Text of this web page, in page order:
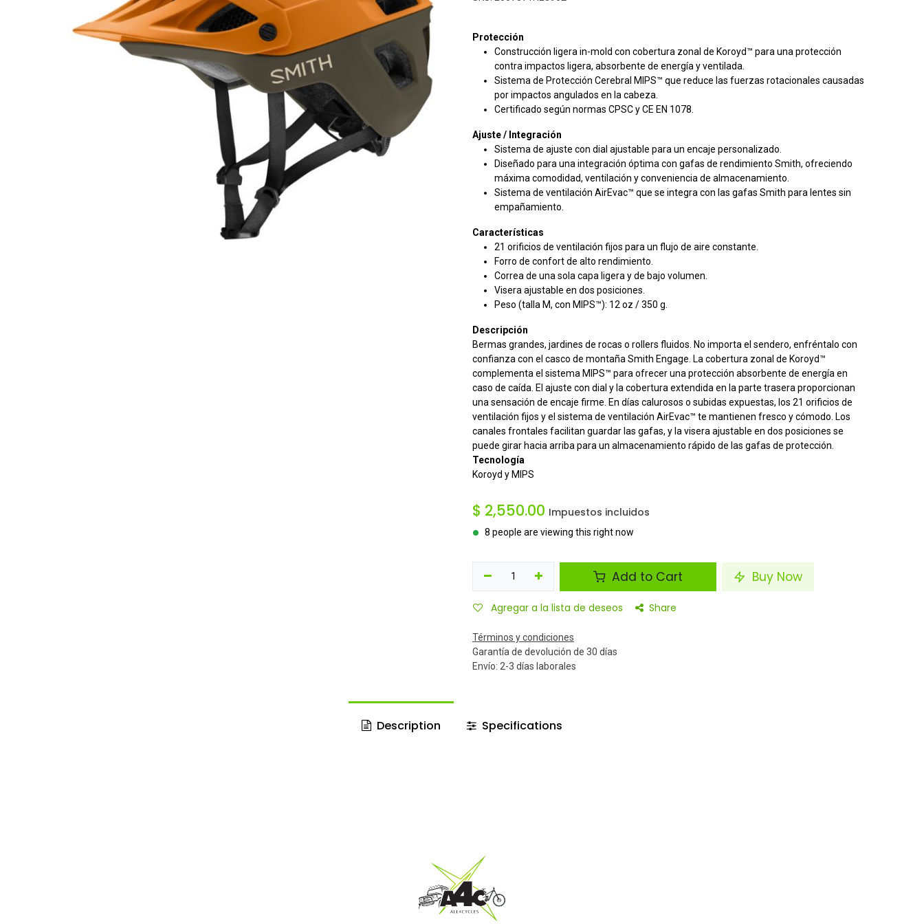
Protección
Construcción ligera in-mold con cobertura zonal de Koroyd™ para una protección
contra impactos ligera, absorbente de energía y ventilada.
Sistema de Protección Cerebral MIPS™ que reduce las fuerzas rotacionales causadas
por impactos angulados en la cabeza.
Certificado según normas CPSC y CE EN 1078.
Ajuste / Integración
Sistema de ajuste con dial ajustable para un encaje personalizado.
Diseñado para una integración óptima con gafas de rendimiento Smith, ofreciendo
máxima comodidad, ventilación y conveniencia de almacenamiento.
Sistema de ventilación AirEvac™ que se integra con las gafas Smith para lentes sin
empañamiento.
Características
21 orificios de ventilación fijos para un flujo de aire constante.
Forro de confort de alto rendimiento.
Correa de una sola capa ligera y de bajo volumen.
Visera ajustable en dos posiciones.
Peso (talla M, con MIPS™): 12 oz / 350 g.
Descripción
Bermas grandes, jardines de rocas o rollers fluidos. No importa el sendero, enfréntalo con
confianza con el casco de montaña Smith Engage. La cobertura zonal de Koroyd™
complementa el sistema MIPS™ para ofrecer una protección absorbente de energía en
caso de caída. El ajuste con dial y la cobertura extendida en la parte trasera proporcionan
una sensación de encaje firme. En días calurosos o subidas expuestas, los 21 orificios de
ventilación fijos y el sistema de ventilación AirEvac™ te mantienen fresco y cómodo. Los
canales frontales facilitan guardar las gafas, y la visera ajustable en dos posiciones se
puede girar hacia arriba para un almacenamiento rápido de las gafas de protección.
Tecnología
Koroyd y MIPS
$ 2,550.00 Impuestos incluidos
8 people are viewing this right now
Add to Cart Buy Now
Agregar a la lista de deseos Share
Términos y condiciones
Garantía de devolución de 30 días
Envío: 2-3 días laborales
Description Specifications